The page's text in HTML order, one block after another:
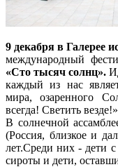
9 декабря в Галерее
международный
«Сто тысяч солнц».
каждый из нас
мира, озаренного
всегда! Светить
В солнечной
(Россия, близкое и
лет.Среди них - дети
сироты и дети,